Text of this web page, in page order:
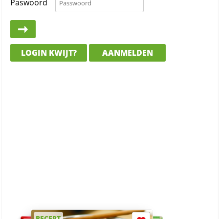
Paswoord
LOGIN KWIJT? AANMELDEN